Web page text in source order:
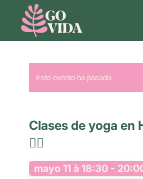
Este evento ha pasado.
Clases de yoga en
🧘‍♂️
mayo 11 à 18:30-